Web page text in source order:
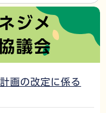
ジメ
議会
画の改定に係る